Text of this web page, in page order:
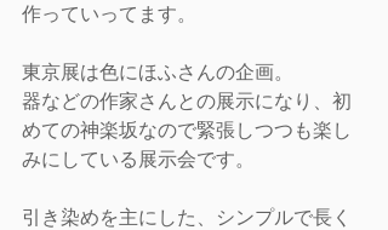
作っていってます。
東京展は色にほふさんの企画。
器などの作家さんとの展示になり、初
めての神楽坂なので緊張しつつも楽し
みにしている展示会です。
引き染めを主にした、シンプルで長く